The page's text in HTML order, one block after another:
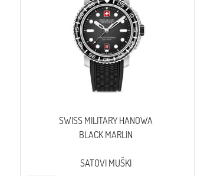
SWISS MILITARY HANOWA
BLACK MARLIN
SATOVI MUŠKI